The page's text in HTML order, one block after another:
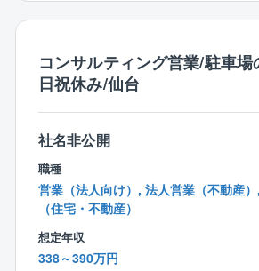
0）」の認定を受けました。
もと、
「総合不動産管理会社圧倒的上位」を
従業員の心身の健康の維持向上と働き
りを目的として
健康経営に積極的に取り組んでおりま
（2）定年延長制度…
他社に先駆けて、2017年10月より技
経験豊富な技術員の
ノウハウ継承を目的に、技術員の定
ら65歳へ延長する
「定年延長制度」を導入致しました。
コンサルティング営業/駐車
日祝休み/仙台
社名非公開
職種
営業（法人向け）, 法人営業（不動産
（住宅・不動産）
想定年収
338～390万円